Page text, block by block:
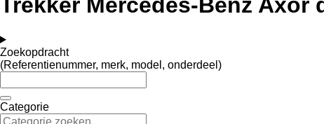
Trekker Mercedes-Benz Axor
Zoekopdracht
(Referentienummer, merk, model, onderdeel)
Categorie